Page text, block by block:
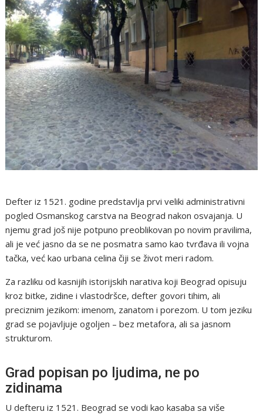
Defter iz 1521. godine predstavlja prvi veliki administrativni
pogled Osmanskog carstva na Beograd nakon osvajanja. U
njemu grad još nije potpuno preoblikovan po novim pravilima,
ali je već jasno da se ne posmatra samo kao tvrđava ili vojna
tačka, već kao urbana celina čiji se život meri radom.
Za razliku od kasnijih istorijskih narativa koji Beograd opisuju
kroz bitke, zidine i vlastodršce, defter govori tihim, ali
preciznim jezikom: imenom, zanatom i porezom. U tom jeziku
grad se pojavljuje ogoljen – bez metafora, ali sa jasnom
strukturom.
Grad popisan po ljudima, ne po
zidinama
U defteru iz 1521. Beograd se vodi kao kasaba sa više